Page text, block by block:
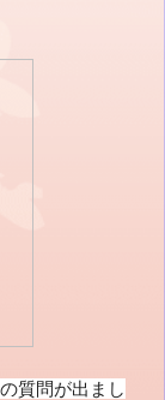
質問が出まし